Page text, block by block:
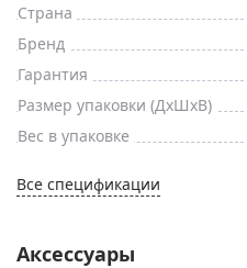
Страна
Бренд
Гарантия
Размер упаковки (ДxШxВ)
Вес в упаковке
Все спецификации
Аксессуары